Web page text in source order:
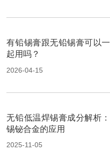
有铅锡膏跟无铅锡膏可以一
起用吗？
2026-04-15
无铅低温焊锡膏成分解析：
锡铋合金的应用
2025-11-05